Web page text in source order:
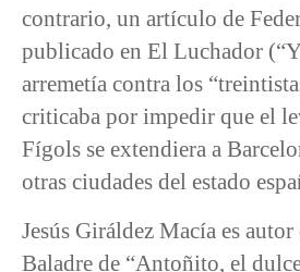
contrario, un artículo de
publicado en El Luchador
arremetía contra los
criticaba por impedir que el
Fígols se extendiera a
otras ciudades del estado
Jesús Giráldez Macía es
Baladre de “Antoñito, el